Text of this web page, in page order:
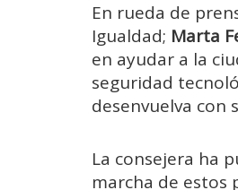
En rueda de
Igualdad; Marta
en ayudar a la
seguridad
desenvuelva
La consejera ha
marcha de estos